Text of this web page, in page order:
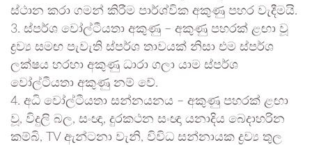
ස්ථාන කරා ගමන් කිරීම පාර්ශ්වික අකුණු පහර වැදීමයි.
3. ස්පර්ශ වෝල්ටීයතා අකුණු – අකුණු පහරක් ළඟා වූ
ද්‍රව්‍ය සමඟ පැවැති ස්පර්ශ තාවයක් නිසා එම ස්පර්ශ
ලක්ෂය හරහා අකුණු ධාරා ගලා යාම ස්පර්ශ
වෝල්ටීයතා අකුණු නම් වේ.
4. අධි වෝල්ටීයතා සන්නයනය – අකුණු පහරක් ළඟා
වූ, විදුලි බල, සංඥා, දුරකථන සංඥා යනාදිය බෙදාහරින
කම්බි, TV ඇන්ටනා වැනි, විවිධ සන්නායක ද්‍රව්‍ය තුල